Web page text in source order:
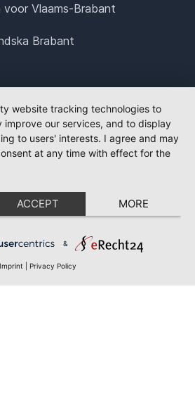
voor Vlaams-Brabant
Brabant
website tracking technologies to
improve our services, and to display
to users' interests. I agree and may
at any time with effect for the
ACCEPT MORE
&
Imprint Privacy Policy